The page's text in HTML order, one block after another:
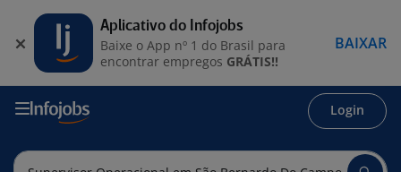
Login
Aplicativo do Infojobs
Baixe o App nº 1 do Brasil para
encontrar empregos GRÁTIS!!
BAIXAR